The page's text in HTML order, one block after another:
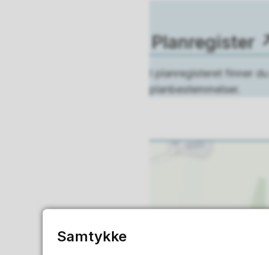
Planregister
I planregisteret finner
planbestemmelser.
Samtykke